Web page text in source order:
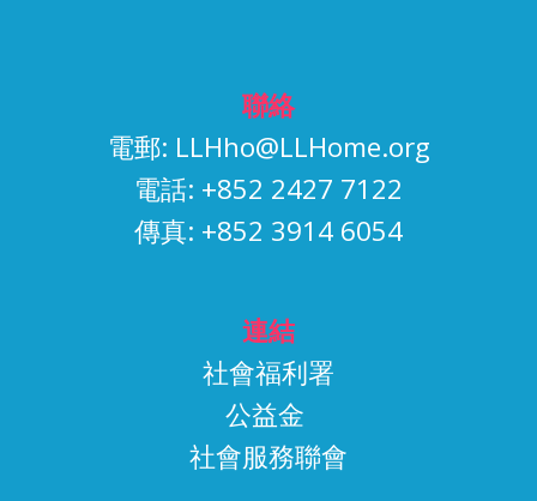
聯絡
電郵: LLHho@LLHome.org
電話: +852 2427 7122
傳真: +852 3914 6054
連結
社會福利署
公益金
社會服務聯會